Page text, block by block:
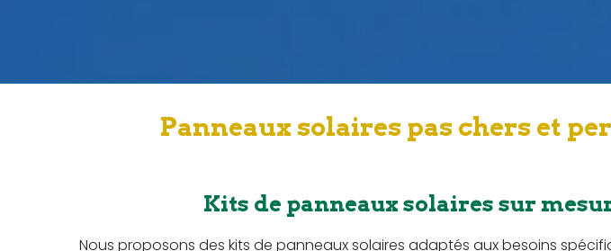
Panneaux solaires pas chers et
Kits de panneaux solaires sur
Nous proposons des kits de panneaux solaires adaptés aux besoins